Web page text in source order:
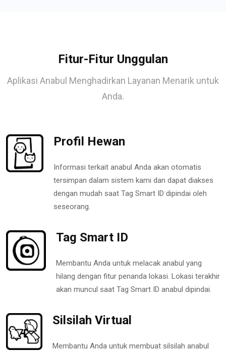
Fitur-Fitur Unggulan
Aplikasi Anabul Menghadirkan Layanan Menarik untuk
Anda.
Profil Hewan
Informasi terkait anabul Anda akan otomatis
tersimpan dalam sistem kami dan dapat diakses
dengan mudah saat Tag Smart ID dipindai oleh
seseorang.
Tag Smart ID
Membantu Anda untuk melacak anabul yang
hilang dengan fitur penanda lokasi. Lokasi terakhir
akan muncul saat Tag Smart ID anabul dipindai.
Silsilah Virtual
Membantu Anda untuk membuat silsilah anabul